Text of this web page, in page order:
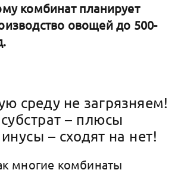
комбинат планирует
овощей до 500-
среду не загрязняем!
– плюсы
– сходят на нет!
многие комбинаты